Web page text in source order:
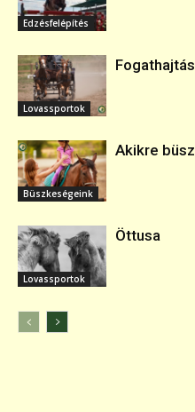
Edzésfelépítés
Lovassportok
Fogathajtás
Büszkeségeink
Akikre
Lovassportok
Öttusa